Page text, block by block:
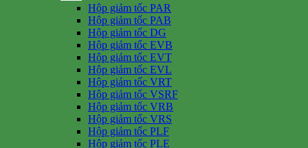
Hộp giảm tốc PAR
Hộp giảm tốc PAB
Hộp giảm tốc DG
Hộp giảm tốc EVB
Hộp giảm tốc EVT
Hộp giảm tốc EVL
Hộp giảm tốc VRT
Hộp giảm tốc VSRF
Hộp giảm tốc VRB
Hộp giảm tốc VRS
Hộp giảm tốc PLF
Hộp giảm tốc PLE